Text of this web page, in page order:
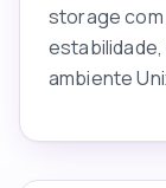
storage com
ambiente